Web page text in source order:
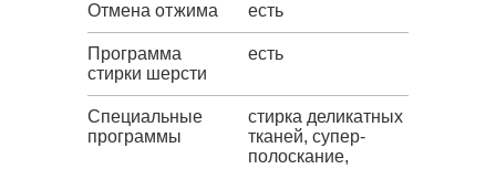
Отмена отжима есть
Программа
стирки шерсти
есть
Специальные
программы
стирка деликатных
тканей, супер-
полоскание,